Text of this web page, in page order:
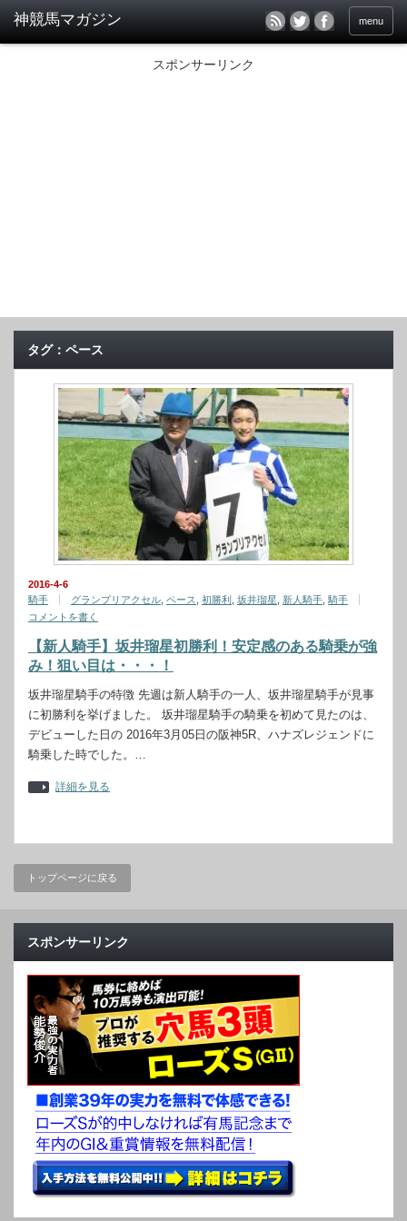
menu
スポンサーリンク
タグ：ペース
2016-4-6
騎手
グランプリアクセル ペース 初勝利 坂井瑠星 新人騎手 騎手
コメントを書く
【新人騎手】坂井瑠星初勝利！安定感のある騎乗が強
み！狙い目は・・・！
坂井瑠星騎手の特徴 先週は新人騎手の一人、坂井瑠星騎手が見事
に初勝利を挙げました。 坂井瑠星騎手の騎乗を初めて見たのは、
デビューした日の 2016年3月05日の阪神5R、ハナズレジェンドに
騎乗した時でした。…
詳細を見る
トップページに戻る
スポンサーリンク